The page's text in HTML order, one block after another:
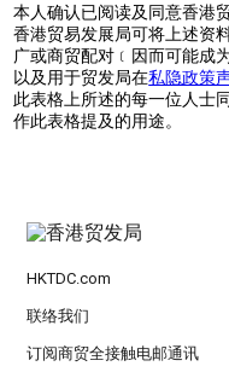
本人确认已阅读及同意香港
香港贸易发展局可将上述资
广或商贸配对﹝因而可能成
以及用于贸发局在私隐政策
此表格上所述的每一位人士
作此表格提及的用途。
HKTDC.com
联络我们
订阅商贸全接触电邮通讯